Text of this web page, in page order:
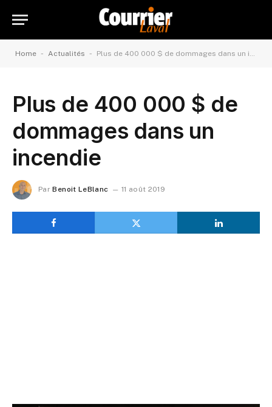
Home - Actualités - Plus de 400 000 $ de dommages dans un incendie
Plus de 400 000 $ de
dommages dans un
incendie
Par Benoit LeBlanc 11 août 2019